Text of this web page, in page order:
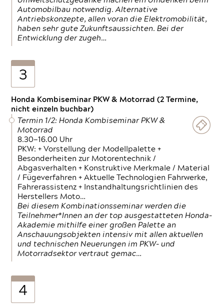
Automobilbau notwendig. Alternative
Antriebskonzepte, allen voran die Elektromobilität,
haben sehr gute Zukunftsaussichten. Bei der
Entwicklung der zugeh…
3
Honda Kombiseminar PKW & Motorrad (2 Termine,
nicht einzeln buchbar)
Termin 1/2: Honda Kombiseminar PKW &
Motorrad
8.30—16.00 Uhr
PKW: + Vorstellung der Modellpalette +
Besonderheiten zur Motorentechnik /
Abgasverhalten + Konstruktive Merkmale / Material
/ Fügeverfahren + Aktuelle Technologien Fahrwerke,
Fahrerassistenz + Instandhaltungsrichtlinien des
Herstellers Moto…
Bei diesem Kombinationsseminar werden die
Teilnehmer*Innen an der top ausgestatteten Honda-
Akademie mithilfe einer großen Palette an
Anschauungsobjekten intensiv mit allen aktuellen
und technischen Neuerungen im PKW- und
Motorradsektor vertraut gemac…
4